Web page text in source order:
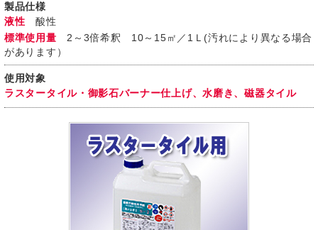
製品仕様
液性 酸性
標準使用量 2～3倍希釈 10～15㎡／1Ｌ(汚れにより異なる場合
があります）
使用対象
ラスタータイル・御影石バーナー仕上げ、水磨き、磁器タイル